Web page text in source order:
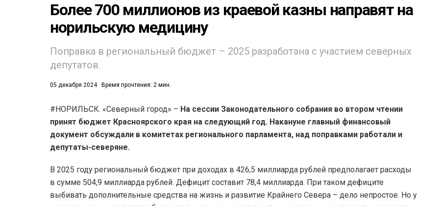
Более 700 миллионов из краевой казны направят на
норильскую медицину
Поправка в региональный бюджет – 2025 разработана с участием северных
депутатов.
05 декабря 2024 Время прочтения: 2 мин.
#НОРИЛЬСК. «Северный город» – На сессии Законодательного собрания во втором чтении
принят бюджет Красноярского края на следующий год. Накануне главный финансовый
документ обсуждали в комитетах регионального парламента, над поправками работали и
депутаты-северяне.
В 2025 году региональный бюджет при доходах в 426,5 миллиарда рублей предполагает расходы
в сумме 504,9 миллиарда рублей. Дефицит составит 78,4 миллиарда. При таком дефиците
выбивать дополнительные средства на жизнь и развитие Крайнего Севера – дело непростое. Но у